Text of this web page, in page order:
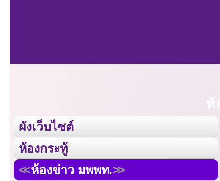
ห้
ผังเว็บไซต์
ห้องกระทู้
ห้องข่าว มพพท.